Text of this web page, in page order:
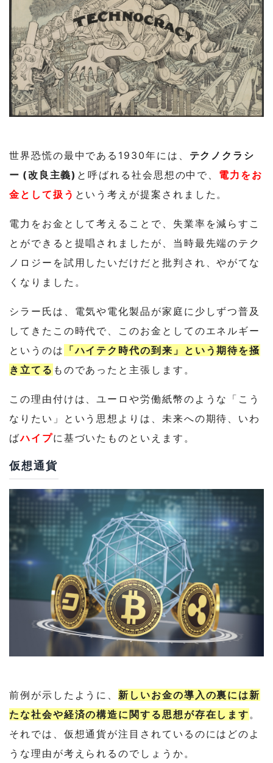
世界恐慌の最中である1930年には、 テクノクラシ
ー(改良主義) と呼ばれる社会思想の中で、 電力をお
金として扱う という考えが提案されました。
電力をお金として考えることで、失業率を減らすこ
とができると提唱されましたが、当時最先端のテク
ノロジーを試用したいだけだと批判され、やがてな
くなりました。
シラー氏は、電気や電化製品が家庭に少しずつ普及
してきたこの時代で、このお金としてのエネルギー
というのは 「ハイテク時代の到来」という期待を掻
き立てる ものであったと主張します。
この理由付けは、ユーロや労働紙幣のような「こう
なりたい」という思想よりは、未来への期待、いわ
ばハイプに基づいたものといえます。
仮想通貨
前例が示したように、 新しいお金の導入の裏には新
たな社会や経済の構造に関する思想が存在します 。
それでは、仮想通貨が注目されているのにはどのよ
うな理由が考えられるのでしょうか。